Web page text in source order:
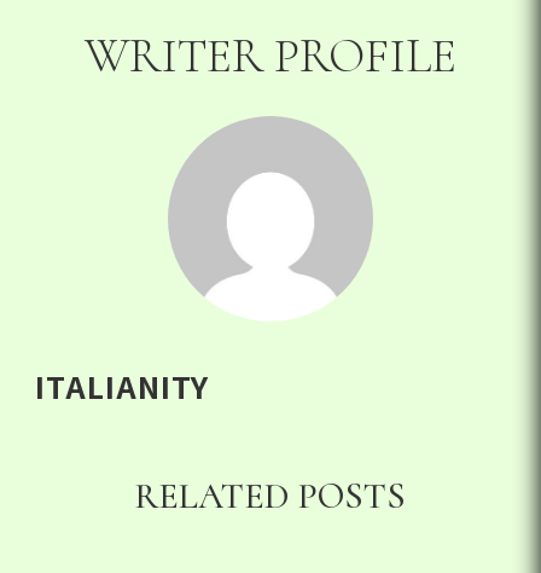
WRITER PROFILE
ITALIANITY
RELATED POSTS